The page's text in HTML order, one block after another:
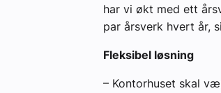
har vi økt med ett
par årsverk hvert år,
Fleksibel løsning
– Kontorhuset skal